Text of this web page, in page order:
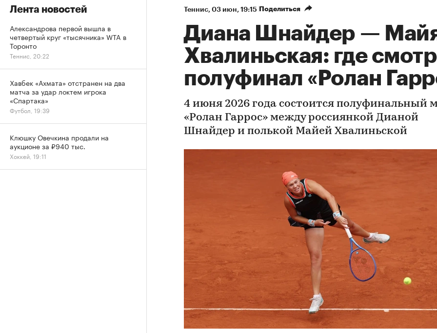
Теннис⁠, 03 июн, 19:15 Поделиться
Диана Шнайдер —
Хвалиньская: где
полуфинал «Ролан
4 июня 2026 года состоится полуфинальный
«Ролан Гаррос» между россиянкой Дианой
Шнайдер и полькой Майей Хвалиньской
Лента новостей
Александрова первой вышла в
четвертый круг «тысячника» WTA в
Торонто
Теннис, 20:22
Хавбек «Ахмата» отстранен на два
матча за удар локтем игрока
«Спартака»
Футбол, 19:39
Клюшку Овечкина продали на
аукционе за ₽940 тыс.
Хоккей, 19:11